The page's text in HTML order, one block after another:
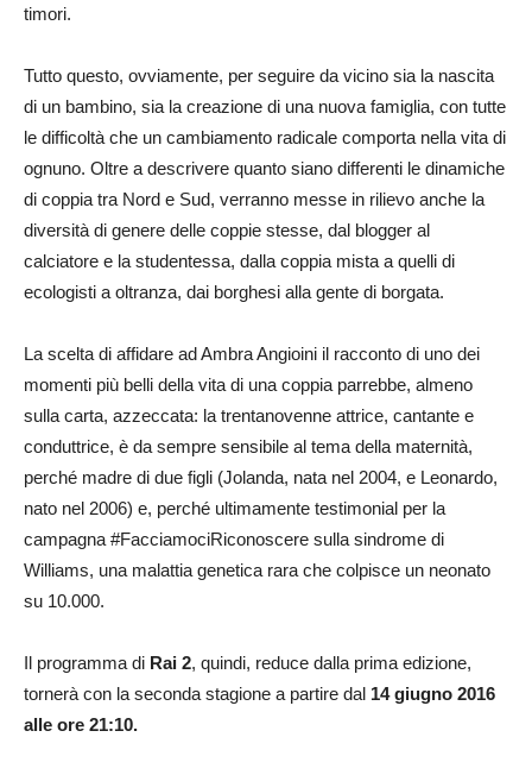
timori.
Tutto questo, ovviamente, per seguire da vicino sia la nascita
di un bambino, sia la creazione di una nuova famiglia, con tutte
le difficoltà che un cambiamento radicale comporta nella vita di
ognuno. Oltre a descrivere quanto siano differenti le dinamiche
di coppia tra Nord e Sud, verranno messe in rilievo anche la
diversità di genere delle coppie stesse, dal blogger al
calciatore e la studentessa, dalla coppia mista a quelli di
ecologisti a oltranza, dai borghesi alla gente di borgata.
Lascelta di affidare ad Ambra Angioini il racconto di uno dei
momenti più belli della vita di una coppia parrebbe, almeno
sulla carta, azzeccata: la trentanovenne attrice, cantante e
conduttrice, è da sempre sensibile al tema della maternità,
perché madre di due figli (Jolanda, nata nel 2004, e Leonardo,
nato nel 2006) e, perché ultimamente testimonial per la
campagna #FacciamociRiconoscere sulla sindrome di
Williams, una malattia genetica rara che colpisce un neonato
su 10.000.
Il programma di Rai 2, quindi, reduce dalla prima edizione,
tornerà con la seconda stagione a partire dal 14 giugno 2016
alle ore 21:10.